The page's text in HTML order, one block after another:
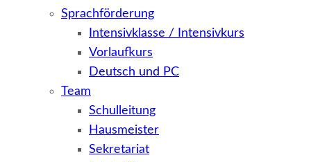
Sprachförderung
Intensivklasse / Intensivkurs
Vorlaufkurs
Deutsch und PC
Team
Schulleitung
Hausmeister
Sekretariat